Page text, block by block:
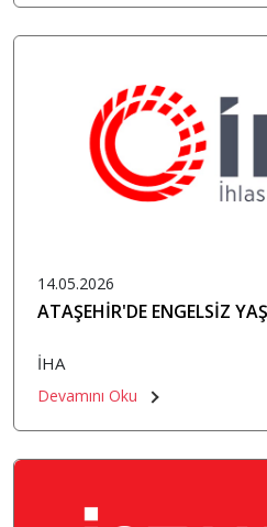
14.05.2026
ATAŞEHİR'DE ENGELSİZ
İHA
Devamını Oku